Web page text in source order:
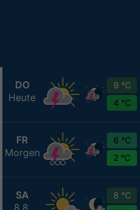
DO
Heute
9 °C
4 °C
FR
Morgen
6 °C
2 °C
SA
8.8.
8 °C